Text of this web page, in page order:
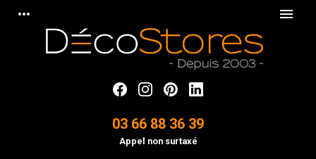
more_horiz menu
03 66 88 36 39
Appel non surtaxé